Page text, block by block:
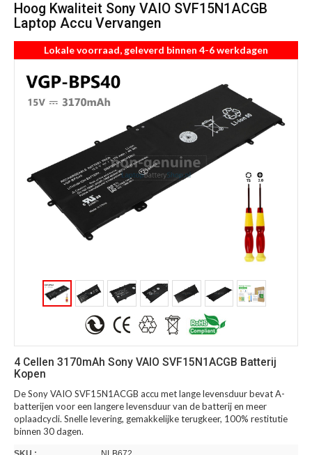
Hoog Kwaliteit Sony VAIO SVF15N1ACGB
Laptop Accu Vervangen
Lokale voorraad, geleverd binnen 4-6 werkdagen
4 Cellen 3170mAh Sony VAIO SVF15N1ACGB Batterij
Kopen
De Sony VAIO SVF15N1ACGB accu met lange levensduur bevat A-
batterijen voor een langere levensduur van de batterij en meer
oplaadcycli. Snelle levering, gemakkelijke terugkeer, 100% restitutie
binnen 30 dagen.